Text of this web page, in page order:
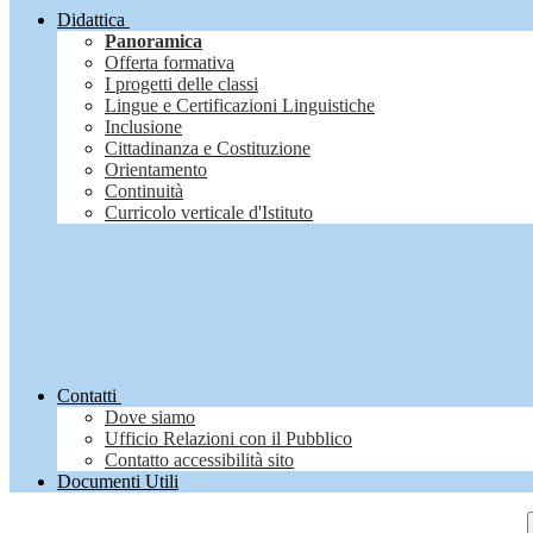
Didattica
Panoramica
Offerta formativa
I progetti delle classi
Lingue e Certificazioni Linguistiche
Inclusione
Cittadinanza e Costituzione
Orientamento
Continuità
Curricolo verticale d'Istituto
Contatti
Dove siamo
Ufficio Relazioni con il Pubblico
Contatto accessibilità sito
Documenti Utili